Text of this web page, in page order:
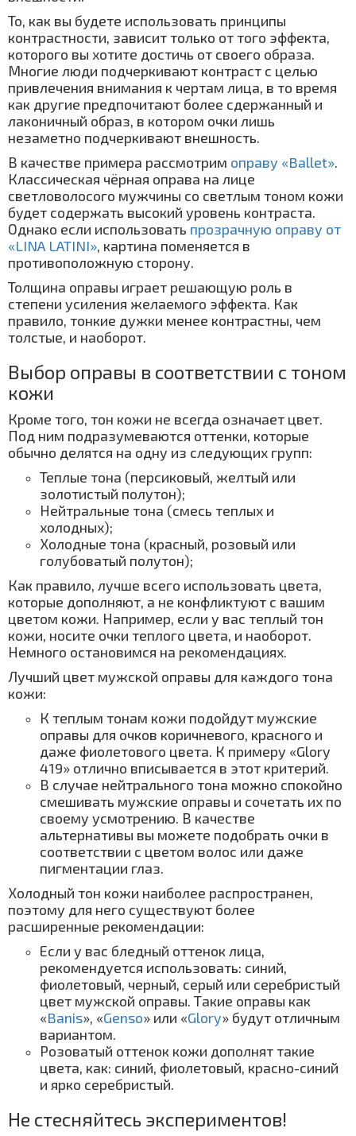
То, как вы будете использовать принципы
контрастности, зависит только от того эффекта,
которого вы хотите достичь от своего образа.
Многие люди подчеркивают контраст с целью
привлечения внимания к чертам лица, в то время
как другие предпочитают более сдержанный и
лаконичный образ, в котором очки лишь
незаметно подчеркивают внешность.
В качестве примера рассмотрим оправу «Ballet».
Классическая чёрная оправа на лице
светловолосого мужчины со светлым тоном кожи
будет содержать высокий уровень контраста.
Однако если использовать прозрачную оправу от
«LINA LATINI», картина поменяется в
противоположную сторону.
Толщина оправы играет решающую роль в
степени усиления желаемого эффекта. Как
правило, тонкие дужки менее контрастны, чем
толстые, и наоборот.
Выбор оправы в соответствии с тоном
кожи
Кроме того, тон кожи не всегда означает цвет.
Под ним подразумеваются оттенки, которые
обычно делятся на одну из следующих групп:
Теплые тона (персиковый, желтый или
золотистый полутон);
Нейтральные тона (смесь теплых и
холодных);
Холодные тона (красный, розовый или
голубоватый полутон);
Как правило, лучше всего использовать цвета,
которые дополняют, а не конфликтуют с вашим
цветом кожи. Например, если у вас теплый тон
кожи, носите очки теплого цвета, и наоборот.
Немного остановимся на рекомендациях.
Лучший цвет мужской оправы для каждого тона
кожи:
К теплым тонам кожи подойдут мужские
оправы для очков коричневого, красного и
даже фиолетового цвета. К примеру «Glory
419» отлично вписывается в этот критерий.
В случае нейтрального тона можно спокойно
смешивать мужские оправы и сочетать их по
своему усмотрению. В качестве
альтернативы вы можете подобрать очки в
соответствии с цветом волос или даже
пигментации глаз.
Холодный тон кожи наиболее распространен,
поэтому для него существуют более
расширенные рекомендации:
Если у вас бледный оттенок лица,
рекомендуется использовать: синий,
фиолетовый, черный, серый или серебристый
цвет мужской оправы. Такие оправы как
«Banis», «Genso» или «Glory» будут отличным
вариантом.
Розоватый оттенок кожи дополнят такие
цвета, как: синий, фиолетовый, красно-синий
и ярко серебристый.
Не стесняйтесь экспериментов!